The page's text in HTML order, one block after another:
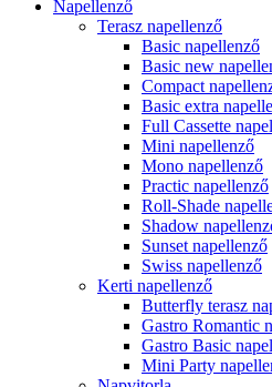
Napellenző
Terasz napellenző
Basic napellenző
Basic new
Compact
Basic extra
Full Cassette
Mini napellenző
Mono napellenző
Practic napellenző
Roll-Shade
Shadow
Sunset napellenző
Swiss napellenző
Kerti napellenző
Butterfly terasz
Gastro Romantic
Gastro Basic
Mini Party